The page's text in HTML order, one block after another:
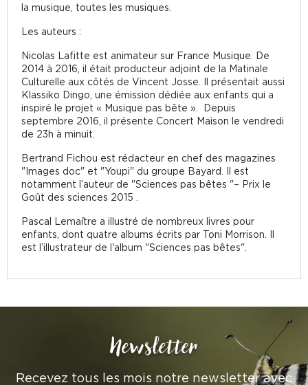
la musique, toutes les musiques.
Les auteurs :
Nicolas Lafitte est animateur sur France Musique. De
2014 à 2016, il était producteur adjoint de la Matinale
Culturelle aux côtés de Vincent Josse. Il présentait aussi
Klassiko Dingo, une émission dédiée aux enfants qui a
inspiré le projet « Musique pas bête ». Depuis
septembre 2016, il présente Concert Maison le vendredi
de 23h à minuit.
Bertrand Fichou est rédacteur en chef des magazines
"Images doc" et "Youpi" du groupe Bayard. Il est
notamment l’auteur de "Sciences pas bêtes "– Prix le
Goût des sciences 2015 .
Pascal Lemaître a illustré de nombreux livres pour
enfants, dont quatre albums écrits par Toni Morrison. Il
est l’illustrateur de l'album "Sciences pas bêtes".
Newsletter
Recevez tous les mois notre newsletter avec